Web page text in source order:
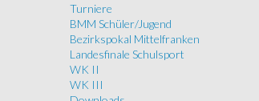
Turniere
BMM Schüler/Jugend
Bezirkspokal Mittelfranken
Landesfinale Schulsport
WK II
WK III